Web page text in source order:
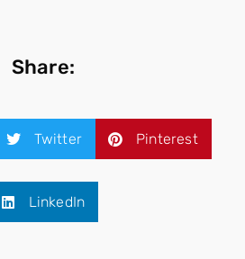
Share:
Twitter Pinterest
LinkedIn